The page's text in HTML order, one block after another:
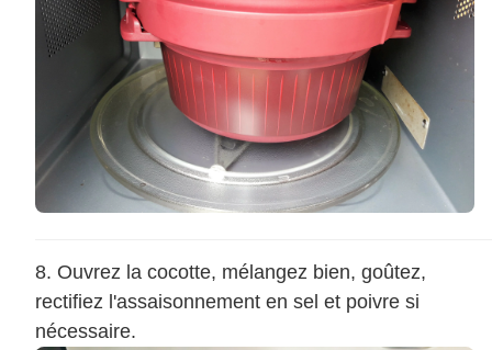
Ouvrez la cocotte, mélangez bien, goûtez,
rectifiez l'assaisonnement en sel et poivre si
nécessaire.